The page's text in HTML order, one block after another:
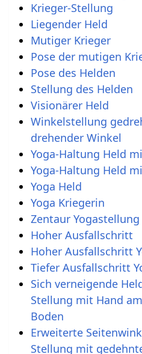
Krieger-Stellung
Liegender Held
Mutiger Krieger
Pose der mutigen
Pose des Helden
Stellung des Helden
Visionärer Held
Winkelstellung
drehender Winkel
Yoga-Haltung Held
Yoga-Haltung Held
Yoga Held
Yoga Kriegerin
Zentaur
Hoher Ausfallschritt
Hoher Ausfallschritt
Tiefer Ausfallschritt
Sich verneigende
Stellung mit Hand
Boden
Erweiterte
Stellung mit